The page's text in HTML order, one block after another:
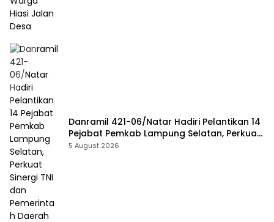
Danramil 421-06/Natar Hadiri Pelantikan 14
Pejabat Pemkab Lampung Selatan, Perkuat
Sinergi TNI dan Pemerintah Daerah
5 August 2026